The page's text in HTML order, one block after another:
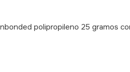
polipropileno 25 gramos